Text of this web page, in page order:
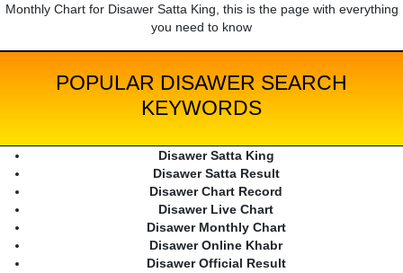
Monthly Chart for Disawer Satta King, this is the page with everything
you need to know
POPULAR DISAWER SEARCH
KEYWORDS
Disawer Satta King
Disawer Satta Result
Disawer Chart Record
Disawer Live Chart
Disawer Monthly Chart
Disawer Online Khabr
Disawer Official Result